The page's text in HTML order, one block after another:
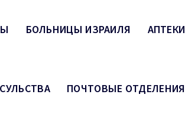
БОЛЬНИЦЫ ИЗРАИЛЯ АПТЕКИ
ПОЧТОВЫЕ ОТДЕЛЕНИЯ